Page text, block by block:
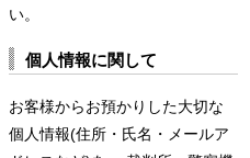
い。
個人情報に関して
お客様からお預かりした大切な
個人情報(住所・氏名・メールア